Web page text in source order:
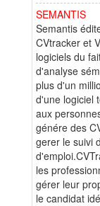
SEMANTIS
Semantis
CVtracker et
logiciels du
d'analyse
plus d'un
d'une logiciel
aux
génére des
gerer le suivi
les
gérer leur
le candidat